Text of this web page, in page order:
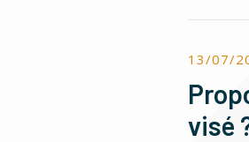
13/07/
visé